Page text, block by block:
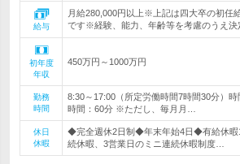
給与
月給280,000円以上※上記は四大卒の初任
です※経験、能力、年齢等を考慮のうえ決
初年度
年収
450万円～1000万円
勤務
時間
8:30～17:00（所定労働時間7時間30分）
時間：60分 ※ただし、毎月月…
休日
休暇
◆完全週休2日制◆年末年始4日◆有給休暇
続休暇、3営業日のミニ連続休暇制度…